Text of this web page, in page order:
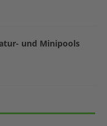
und Minipools